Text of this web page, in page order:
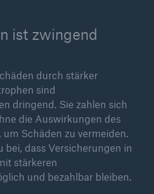
ist zwingend
durch stärker
sind
dringend. Sie zahlen sich
die Auswirkungen des
Schäden zu vermeiden.
bei, dass Versicherungen in
stärkeren
und bezahlbar bleiben.
Krankenversicherer